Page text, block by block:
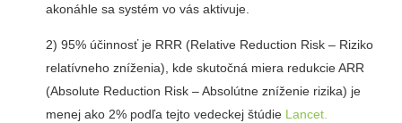
akonáhle sa systém vo vás aktivuje.
2) 95% účinnosť je RRR (Relative Reduction Risk – Riziko
relatívneho zníženia), kde skutočná miera redukcie ARR
(Absolute Reduction Risk – Absolútne zníženie rizika) je
menej ako 2% podľa tejto vedeckej štúdie Lancet.